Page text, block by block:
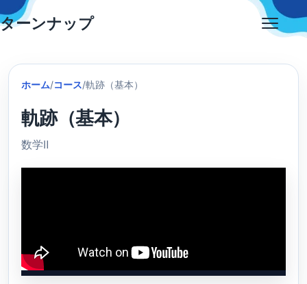
Skip
to
ターンナップ
ホーム/コース/軌跡（基本）
軌跡（基本）
数学Ⅱ